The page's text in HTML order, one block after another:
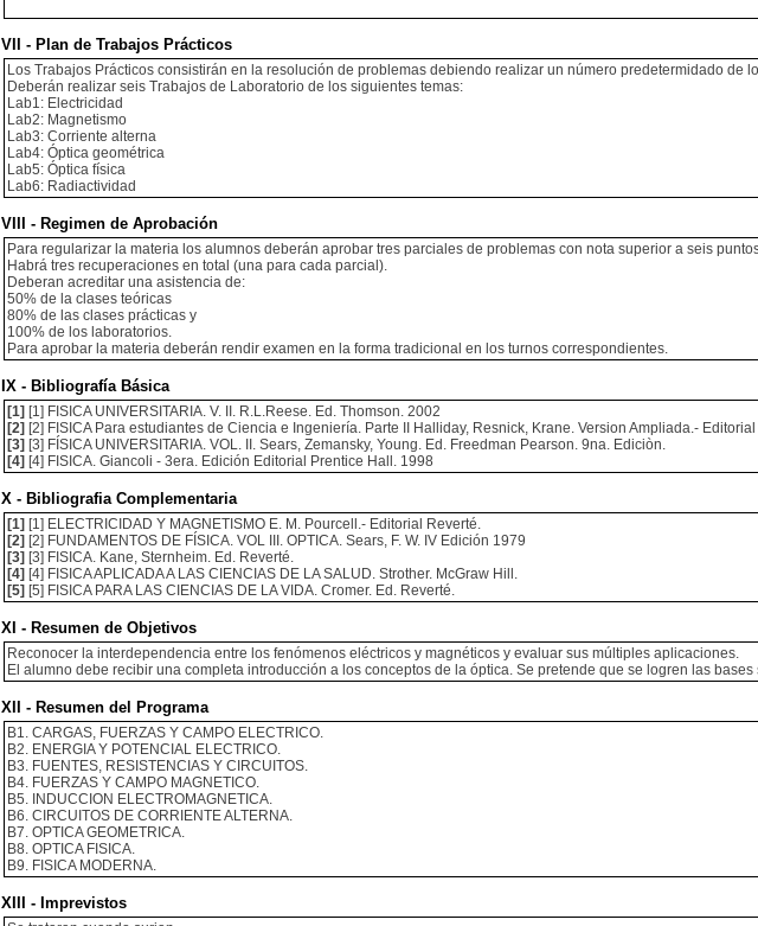
VII - Plan de Trabajos Prácticos
Los Trabajos Prácticos consistirán en la resolución de problemas debiendo realizar un número predetermidado
Deberán realizar seis Trabajos de Laboratorio de los siguientes temas:
Lab1: Electricidad
Lab2: Magnetismo
Lab3: Corriente alterna
Lab4: Óptica geométrica
Lab5: Óptica física
Lab6: Radiactividad
VIII - Regimen de Aprobación
Para regularizar la materia los alumnos deberán aprobar tres parciales de problemas con nota superior a seis
Habrá tres recuperaciones en total (una para cada parcial).
Deberan acreditar una asistencia de:
50% de la clases teóricas
80% de las clases prácticas y
100% de los laboratorios.
Para aprobar la materia deberán rendir examen en la forma tradicional en los turnos correspondientes.
IX - Bibliografía Básica
[1] [1] FISICA UNIVERSITARIA. V. II. R.L.Reese. Ed. Thomson. 2002
[2] [2] FISICA Para estudiantes de Ciencia e Ingeniería. Parte II Halliday, Resnick, Krane. Version Ampliada.-
[3] [3] FÍSICA UNIVERSITARIA. VOL. II. Sears, Zemansky, Young. Ed. Freedman Pearson. 9na. Ediciòn.
[4] [4] FISICA. Giancoli - 3era. Edición Editorial Prentice Hall. 1998
X - Bibliografia Complementaria
[1] [1] ELECTRICIDAD Y MAGNETISMO E. M. Pourcell.- Editorial Reverté.
[2] [2] FUNDAMENTOS DE FÍSICA. VOL III. OPTICA. Sears, F. W. IV Edición 1979
[3] [3] FISICA. Kane, Sternheim. Ed. Reverté.
[4] [4] FISICA APLICADA A LAS CIENCIAS DE LA SALUD. Strother. McGraw Hill.
[5] [5] FISICA PARA LAS CIENCIAS DE LA VIDA. Cromer. Ed. Reverté.
XI - Resumen de Objetivos
Reconocer la interdependencia entre los fenómenos eléctricos y magnéticos y evaluar sus múltiples aplicaciones.
El alumno debe recibir una completa introducción a los conceptos de la óptica. Se pretende que se logren las
XII - Resumen del Programa
B1. CARGAS, FUERZAS Y CAMPO ELECTRICO.
B2. ENERGIA Y POTENCIAL ELECTRICO.
B3. FUENTES, RESISTENCIAS Y CIRCUITOS.
B4. FUERZAS Y CAMPO MAGNETICO.
B5. INDUCCION ELECTROMAGNETICA.
B6. CIRCUITOS DE CORRIENTE ALTERNA.
B7. OPTICA GEOMETRICA.
B8. OPTICA FISICA.
B9. FISICA MODERNA.
XIII - Imprevistos